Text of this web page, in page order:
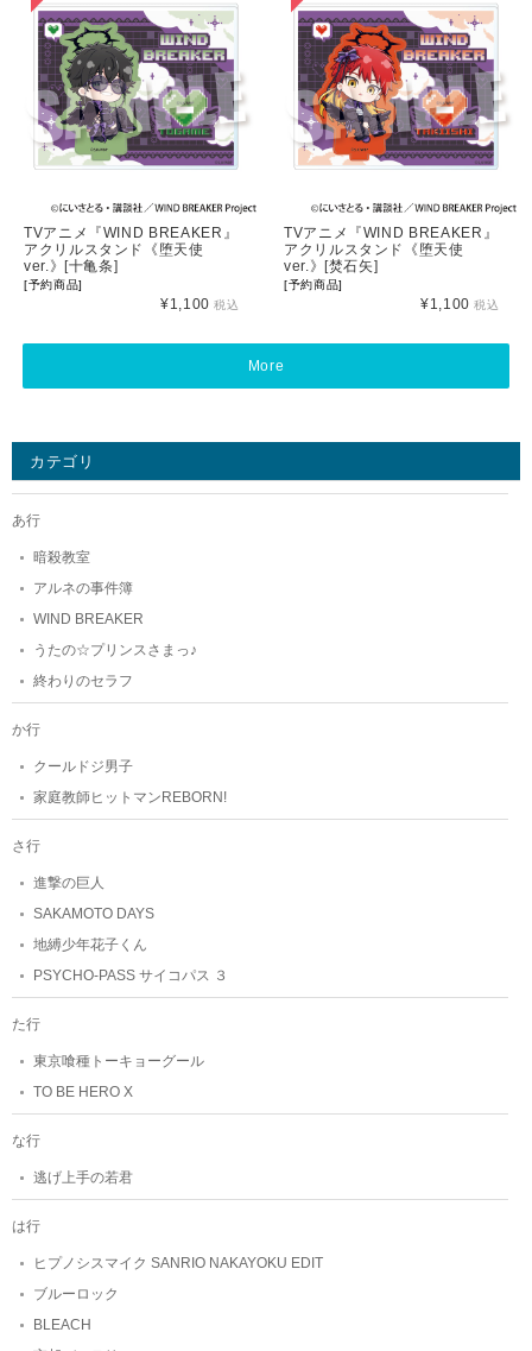
TVアニメ『WIND BREAKER』
アクリルスタンド《堕天使
ver.》[十亀条]
[予約商品]
¥1,100税込
TVアニメ『WIND BREAKER』
アクリルスタンド《堕天使
ver.》[焚石矢]
[予約商品]
¥1,100税込
More
カテゴリ
あ行
暗殺教室
アルネの事件簿
WIND BREAKER
うたの☆プリンスさまっ♪
終わりのセラフ
か行
クールドジ男子
家庭教師ヒットマンREBORN!
さ行
進撃の巨人
SAKAMOTO DAYS
地縛少年花子くん
PSYCHO-PASS サイコパス ３
た行
東京喰種トーキョーグール
TO BE HERO X
な行
逃げ上手の若君
は行
ヒプノシスマイク SANRIO NAKAYOKU EDIT
ブルーロック
BLEACH